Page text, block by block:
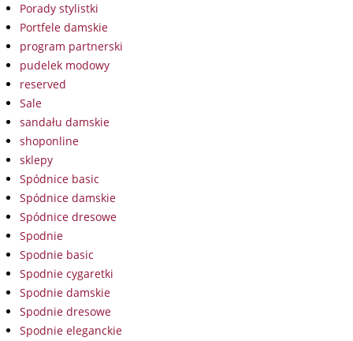
Porady stylistki
Portfele damskie
program partnerski
pudelek modowy
reserved
Sale
sandału damskie
shoponline
sklepy
Spódnice basic
Spódnice damskie
Spódnice dresowe
Spodnie
Spodnie basic
Spodnie cygaretki
Spodnie damskie
Spodnie dresowe
Spodnie eleganckie